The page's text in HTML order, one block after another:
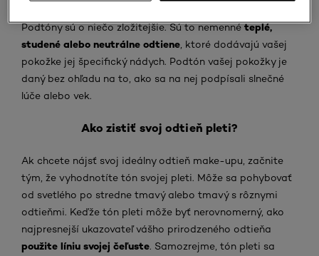
Podtóny sú o niečo zložitejšie. Sú to nemennéteplé,
studené alebo neutrálne odtiene , ktoré dodávajú vašej
pokožke jej špecifický nádych. Podtón vašej pokožky je
daný bez ohľadu na to, ako sa na nej podpísali slnečné
lúče alebo vek.
Ako zistiť svoj odtieň pleti?
Ak chcete nájsť svoj ideálny odtieň make-upu, začnite
tým, že vyhodnotíte tón svojej pleti. Môže sa pohybovať
od svetlého po stredne tmavý alebo tmavý s rôznymi
odtieňmi. Keďže tón pleti môže byť nerovnomerný, ako
najpresnejší ukazovateľ vášho prirodzeného odtieňa
použite líniu svojej čeľuste. Samozrejme, tón pleti sa